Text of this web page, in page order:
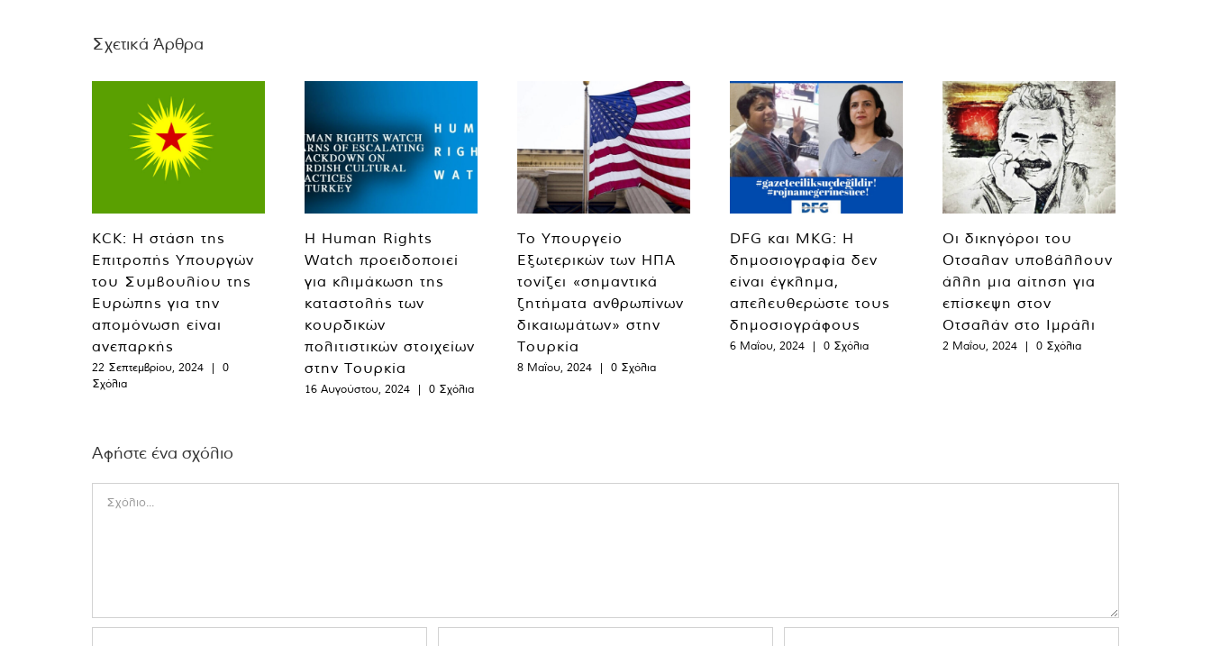
Σχετικά Άρθρα
KCK: Η στάση της
Επιτροπής Υπουργών
του Συμβουλίου της
Ευρώπης για την
απομόνωση είναι
ανεπαρκής
22 Σεπτεμβρίου, 2024 |
0
Σχόλια
Η Human Rights
Watch προειδοποιεί
για κλιμάκωση της
καταστολής των
κουρδικών
πολιτιστικών στοιχείων
στην Τουρκία
16 Αυγούστου, 2024 | 0 Σχόλια
Το Υπουργείο
Εξωτερικών των ΗΠΑ
τονίζει «σημαντικά
ζητήματα ανθρωπίνων
δικαιωμάτων» στην
Τουρκία
8 Μαΐου, 2024 | 0 Σχόλια
DFG και MKG: Η
δημοσιογραφία δεν
είναι έγκλημα,
απελευθερώστε τους
δημοσιογράφους
6 Μαΐου, 2024 | 0 Σχόλια
Οι δικηγόροι του
Οτσαλαν υποβάλλουν
άλλη μια αίτηση για
επίσκεψη στον
Οτσαλάν στο Ιμράλι
2 Μαΐου, 2024 | 0 Σχόλια
Αφήστε ένα σχόλιο